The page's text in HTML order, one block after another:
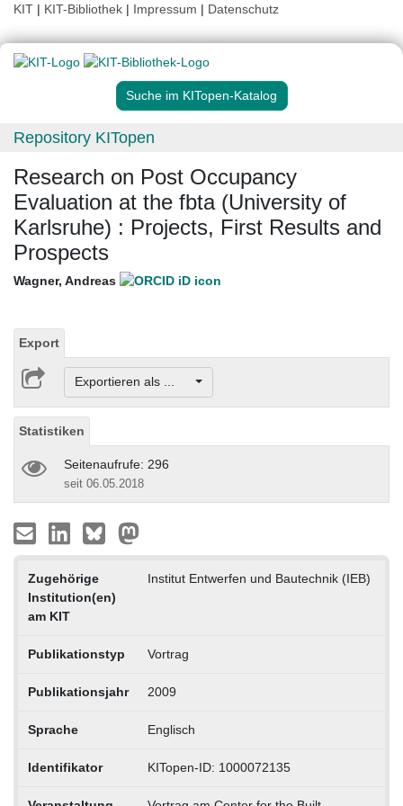
KIT | KIT-Bibliothek | Impressum | Datenschutz
Suche im KITopen-Katalog
Repository KITopen
Research on Post Occupancy
Evaluation at the fbta (University of
Karlsruhe) : Projects, First Results and
Prospects
Wagner, Andreas
Export
Exportieren als ...
Statistiken
Seitenaufrufe: 296
seit 06.05.2018
Zugehörige
Institution(en)
am KIT
Institut Entwerfen und Bautechnik (IEB)
Publikationstyp Vortrag
Publikationsjahr 2009
Sprache Englisch
Identifikator KITopen-ID: 1000072135